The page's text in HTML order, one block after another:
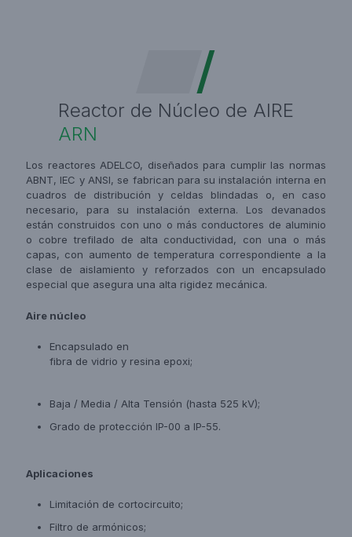
Reactor de Núcleo de AIRE
ARN
Los reactores ADELCO, diseñados para cumplir las normas
ABNT, IEC y ANSI, se fabrican para su instalación interna en
cuadros de distribución y celdas blindadas o, en caso
necesario, para su instalación externa. Los devanados
están construidos con uno o más conductores de aluminio
o cobre trefilado de alta conductividad, con una o más
capas, con aumento de temperatura correspondiente a la
clase de aislamiento y reforzados con un encapsulado
especial que asegura una alta rigidez mecánica.
Aire núcleo
Encapsulado en
fibra de vidrio y resina epoxi;
Baja / Media / Alta Tensión (hasta 525 kV);
Grado de protección IP-00 a IP-55.
Aplicaciones
Limitación de cortocircuito;
Filtro de armónicos;